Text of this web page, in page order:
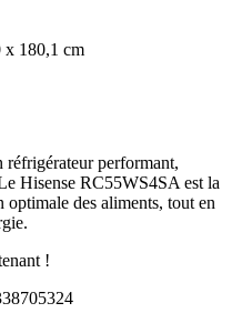
x 180,1 cm
réfrigérateur performant,
Hisense RC55WS4SA est la
des aliments, tout en
!